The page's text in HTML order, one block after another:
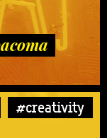
#creativity